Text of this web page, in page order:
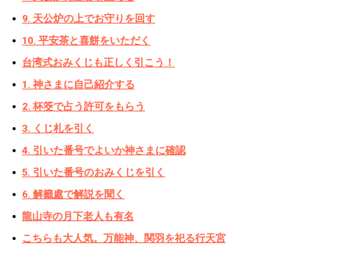
9. 天公炉の上でお守りを回す
10. 平安茶と喜餅をいただく
台湾式おみくじも正しく引こう！
1. 神さまに自己紹介する
2. 杯筊で占う許可をもらう
3. くじ札を引く
4. 引いた番号でよいか神さまに確認
5. 引いた番号のおみくじを引く
6. 解籤處で解説を聞く
龍山寺の月下老人も有名
こちらも大人気。万能神、関羽を祀る行天宮